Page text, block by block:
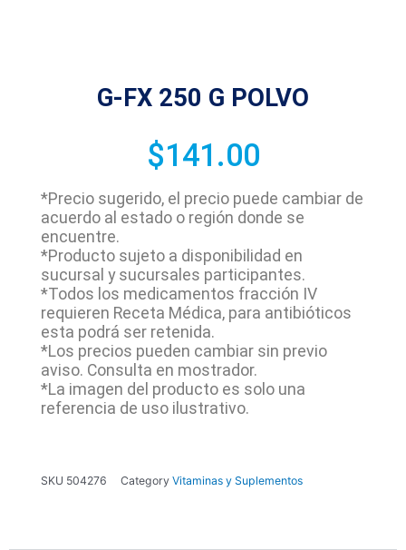
G-FX 250 G POLVO
$141.00
*Precio sugerido, el precio puede cambiar de
acuerdo al estado o región donde se
encuentre.
*Producto sujeto a disponibilidad en
sucursal y sucursales participantes.
*Todos los medicamentos fracción IV
requieren Receta Médica, para antibióticos
esta podrá ser retenida.
*Los precios pueden cambiar sin previo
aviso. Consulta en mostrador.
*La imagen del producto es solo una
referencia de uso ilustrativo.
SKU 504276 Category Vitaminas y Suplementos